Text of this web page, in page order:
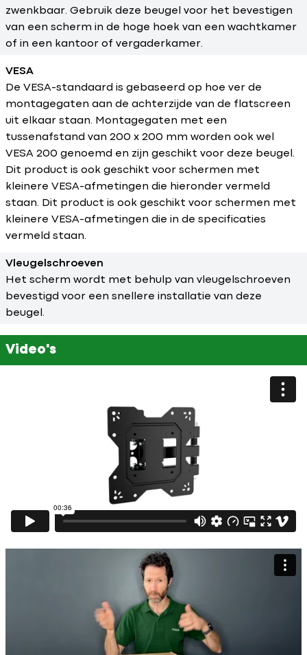
zwenkbaar. Gebruik deze beugel voor het bevestigen
van een scherm in de hoge hoek van een wachtkamer
of in een kantoor of vergaderkamer.
VESA
De VESA-standaard is gebaseerd op hoe ver de
montagegaten aan de achterzijde van de flatscreen
uit elkaar staan. Montagegaten met een
tussenafstand van 200 x 200 mm worden ook wel
VESA 200 genoemd en zijn geschikt voor deze beugel.
Dit product is ook geschikt voor schermen met
kleinere VESA-afmetingen die hieronder vermeld
staan. Dit product is ook geschikt voor schermen met
kleinere VESA-afmetingen die in de specificaties
vermeld staan.
Vleugelschroeven
Het scherm wordt met behulp van vleugelschroeven
bevestigd voor een snellere installatie van deze
beugel.
Video's